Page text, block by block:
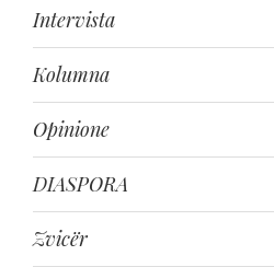
Intervista
Kolumna
Opinione
DIASPORA
Zvicër